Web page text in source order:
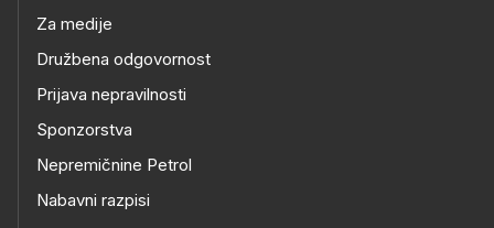
Za medije
Družbena odgovornost
Prijava nepravilnosti
Sponzorstva
Nepremičnine Petrol
Nabavni razpisi